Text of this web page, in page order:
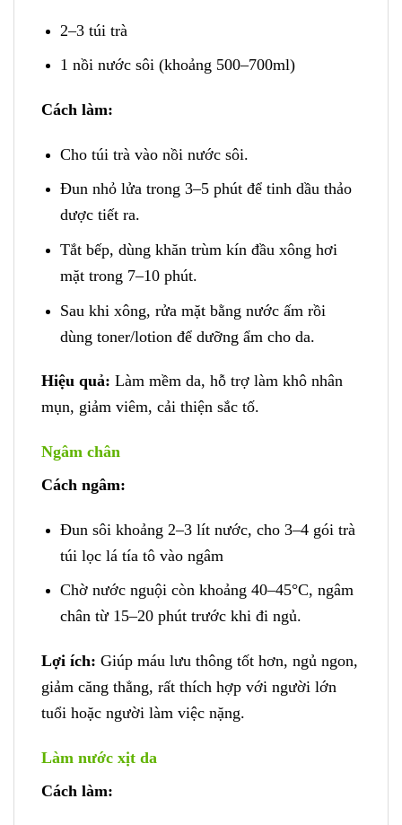
2–3 túi trà
1 nồi nước sôi (khoảng 500–700ml)
Cách làm:
Cho túi trà vào nồi nước sôi.
Đun nhỏ lửa trong 3–5 phút để tinh dầu thảo
dược tiết ra.
Tắt bếp, dùng khăn trùm kín đầu xông hơi
mặt trong 7–10 phút.
Sau khi xông, rửa mặt bằng nước ấm rồi
dùng toner/lotion để dưỡng ẩm cho da.
Hiệu quả: Làm mềm da, hỗ trợ làm khô nhân
mụn, giảm viêm, cải thiện sắc tố.
Ngâm chân
Cách ngâm:
Đun sôi khoảng 2–3 lít nước, cho 3–4 gói trà
túi lọc lá tía tô vào ngâm
Chờ nước nguội còn khoảng 40–45°C, ngâm
chân từ 15–20 phút trước khi đi ngủ.
Lợi ích: Giúp máu lưu thông tốt hơn, ngủ ngon,
giảm căng thẳng, rất thích hợp với người lớn
tuổi hoặc người làm việc nặng.
Làm nước xịt da
Cách làm: